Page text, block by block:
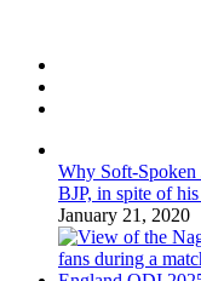
Why Soft-Spoken
BJP, in spite of
January 21, 2020